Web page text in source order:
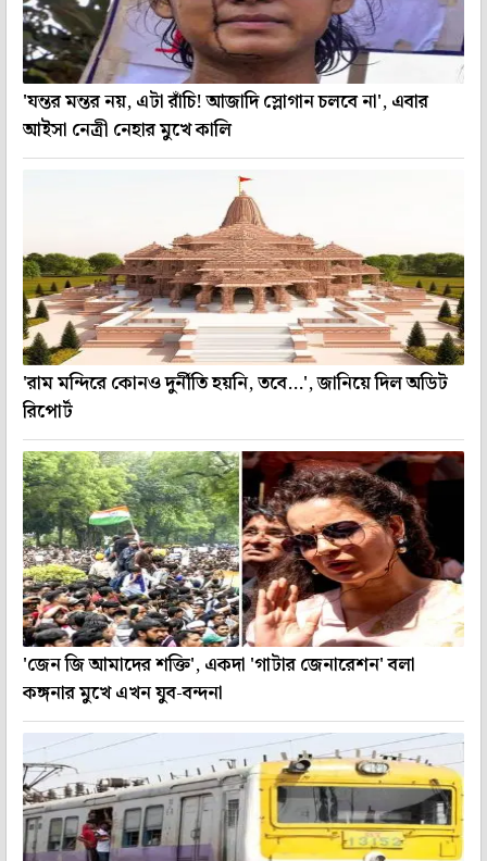
'যন্তর মন্তর নয়, এটা রাঁচি! আজাদি স্লোগান চলবে না', এবার
আইসা নেত্রী নেহার মুখে কালি
'রাম মন্দিরে কোনও দুর্নীতি হয়নি, তবে...', জানিয়ে দিল অডিট
রিপোর্ট
'জেন জি আমাদের শক্তি', একদা 'গাটার জেনারেশন' বলা
কঙ্গনার মুখে এখন যুব-বন্দনা